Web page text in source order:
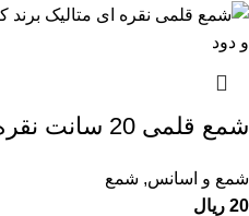
شمع قلمی 20 سانت نقره ای متالیک kameyema
شمع و اسانس, شمع
20 ریال